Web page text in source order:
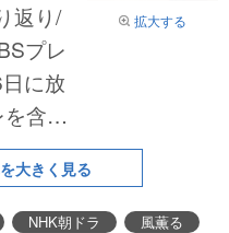
拡大する
返り/
プレ
に放
含み
大きく見る
NHK朝ドラ 風薫る